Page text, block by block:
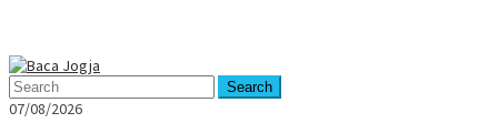
Mobile
Menu
Search
07/08/2026